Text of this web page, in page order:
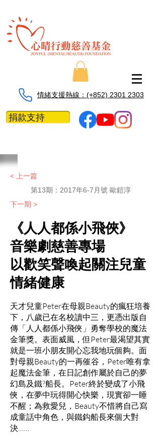
情緒支援熱線：​​(+852) 2301 2303
捐款支持
< 上一篇
第13期：2017年6-7月號 歐鎧淳
下一期 >
《人人都係小飛俠》
音樂劇慈善專場
以歡笑聲喚起關注兒童
情緒健康
天才兒童Peter在母親Beauty的瘋狂培養
下，八歲已在名校讀中三，更憑出版自
傳「人人都係小飛俠」勇奪學校的魔法
金筆獎。表面威風，但Peter最渴望其實
就是一班小朋友開心忘我地玩個夠。面
對母親Beauty的一再催谷，Peter唯有拿
起魔法金筆，在日記創作屬於自己的夢
幻島及鐵?船長。Peter終於變成了小飛
俠，在夢中玩得開心快樂，現實卻一睡
不醒；為救愛兒，Beauty不惜將自己寫
成童話中角色，與鐵鈎船長來個大對
決……